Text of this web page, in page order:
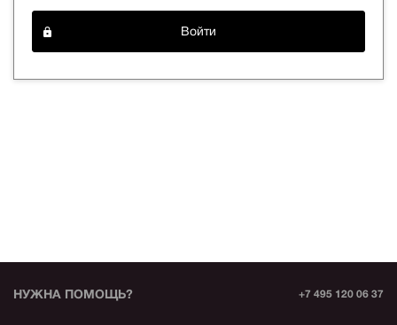
Войти
НУЖНА ПОМОЩЬ? +7 495 120 06 37